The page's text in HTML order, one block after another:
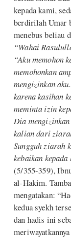
kepada kami,
berdirilah Umar
menebus beliau
“Wahai
“Aku memohon
memohonkan
mengizinkan
karena kasihan
meminta izin
Dia
kalian dari
Sungguh ziarah
kebaikan
(5/355-359),
al-Hakim.
mengatakan:
kedua syekh
dan hadis ini